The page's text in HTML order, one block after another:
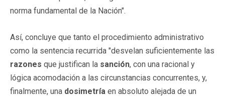
norma fundamental de la Nación".
Así, concluye que tanto el procedimiento administrativo
como la sentencia recurrida "desvelan suficientemente las
razones que justifican la sanción, con una racional y
lógica acomodación a las circunstancias concurrentes, y,
finalmente, una dosimetría en absoluto alejada de un